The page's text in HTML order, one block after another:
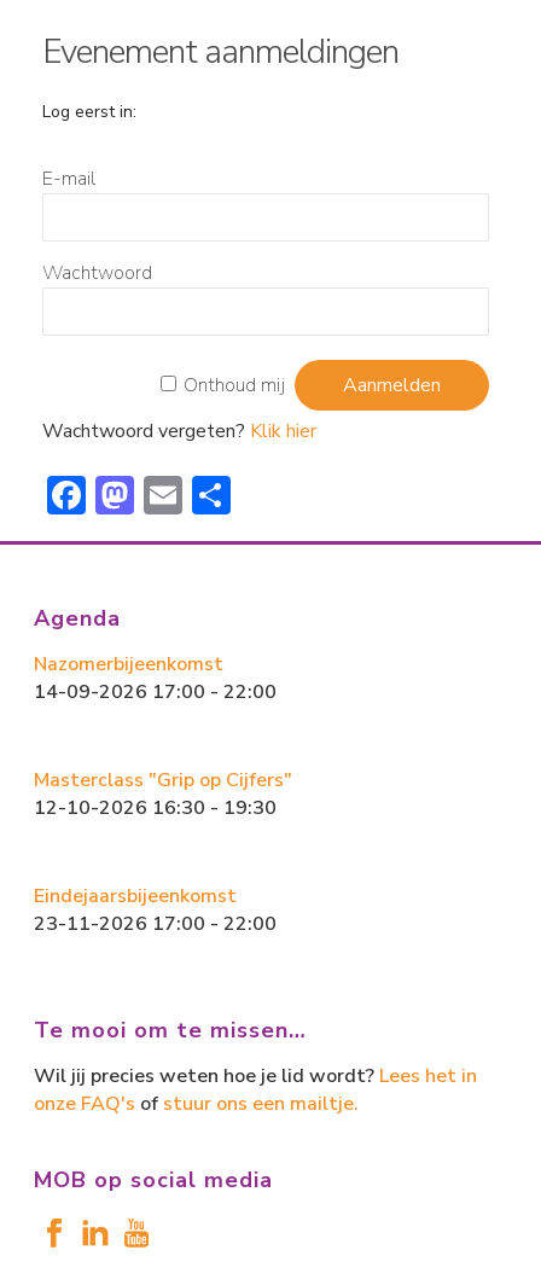
Evenement aanmeldingen
Log eerst in:
E-mail
Wachtwoord
Onthoud mij
Wachtwoord vergeten? Klik hier
F
ac
b
o
ok
M
a
d
o
E
m el
Agenda
Nazomerbijeenkomst
14-09-2026 17:00 - 22:00
Masterclass "Grip op Cijfers"
12-10-2026 16:30 - 19:30
Eindejaarsbijeenkomst
23-11-2026 17:00 - 22:00
Te mooi om te missen…
Wil jij precies weten hoe je lid wordt? Lees het in
onze FAQ's of stuur ons een mailtje.
MOB op social media